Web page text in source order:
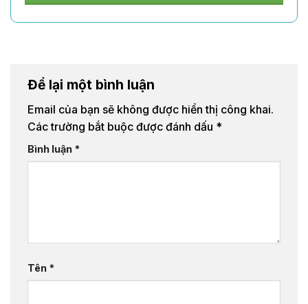
Để lại một bình luận
Email của bạn sẽ không được hiển thị công khai.
Các trường bắt buộc được đánh dấu *
Bình luận *
Tên *